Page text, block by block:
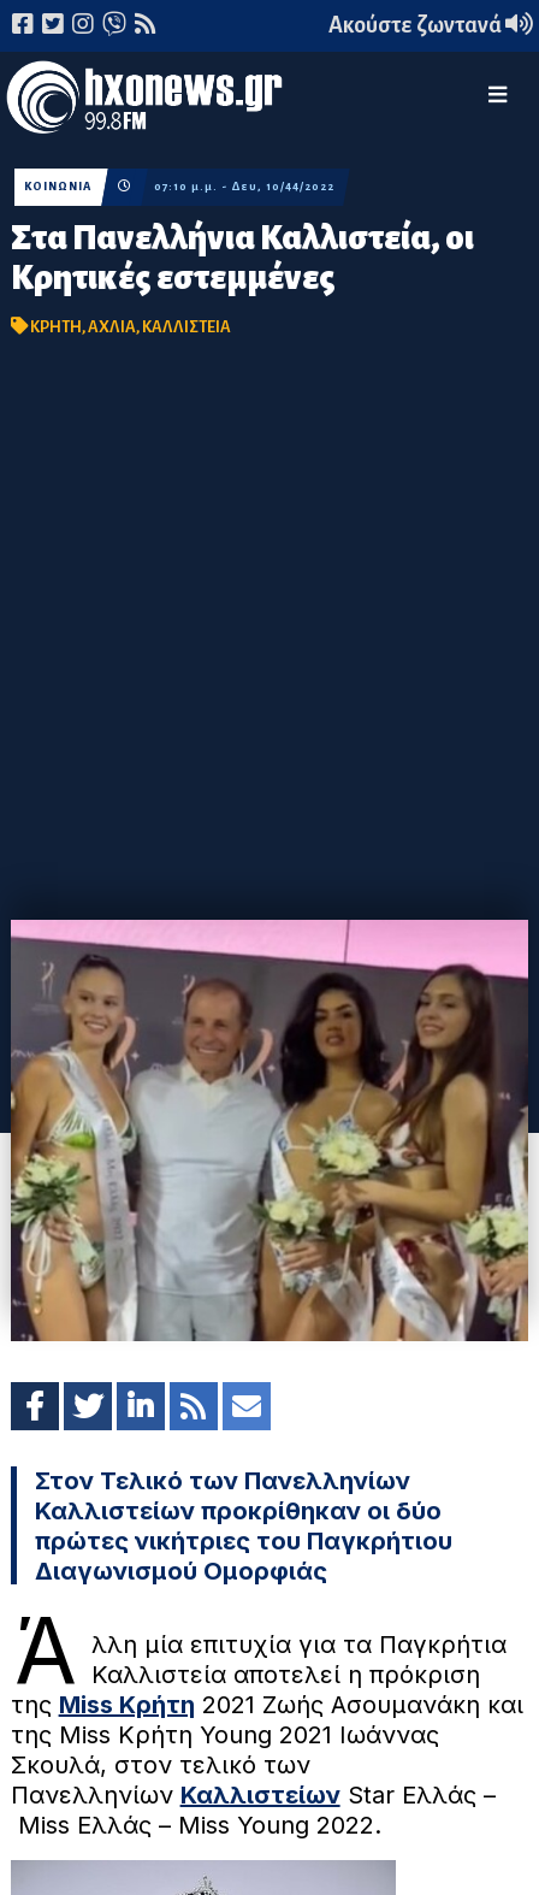
Ακούστε ζωντανά
Στα Πανελλήνια Καλλιστεία, οι
Κρητικές εστεμμένες
ΚΟΙΝΩΝΙΑ 07:10 μ.μ. - Δευ, 10/44/2022
ΚΡΗΤΗ,ΑΧΛΙΑ, ΚΑΛΛΙΣΤΕΙΑ
Στον Τελικό των Πανελληνίων
Καλλιστείων προκρίθηκαν οι δύο
πρώτες νικήτριες του Παγκρήτιου
Διαγωνισμού Ομορφιάς
Ά λλη μία επιτυχία για τα Παγκρήτια
Καλλιστεία αποτελεί η πρόκριση
της Miss Κρήτη 2021 Ζωής Ασουμανάκη και
της Miss Κρήτη Young 2021 Ιωάννας
Σκουλά, στον τελικό των
Πανελληνίων ΚαλλιστείωνStar Ελλάς –
Miss Ελλάς – Miss Young 2022.